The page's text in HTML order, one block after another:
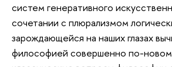
систем генеративного
сочетании с плюрализмом
зарождающейся на наших глазах
философией совершенно по-